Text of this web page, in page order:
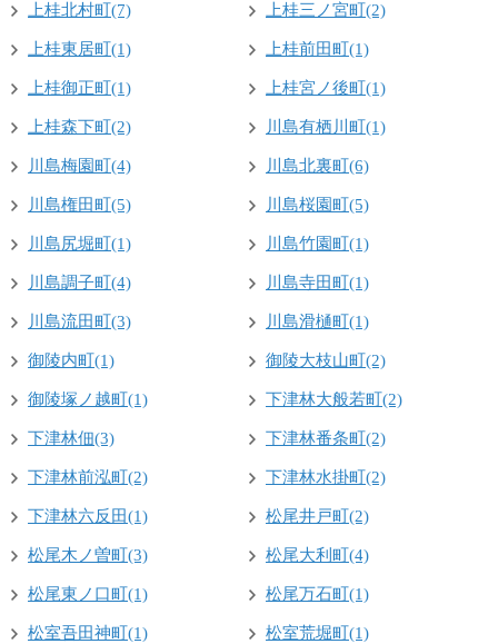
上桂北村町(7) 上桂三ノ宮町(2)
上桂東居町(1) 上桂前田町(1)
上桂御正町(1) 上桂宮ノ後町(1)
上桂森下町(2) 川島有栖川町(1)
川島梅園町(4) 川島北裏町(6)
川島権田町(5) 川島桜園町(5)
川島尻堀町(1) 川島竹園町(1)
川島調子町(4) 川島寺田町(1)
川島流田町(3) 川島滑樋町(1)
御陵内町(1) 御陵大枝山町(2)
御陵塚ノ越町(1) 下津林大般若町(2)
下津林佃(3) 下津林番条町(2)
下津林前泓町(2) 下津林水掛町(2)
下津林六反田(1) 松尾井戸町(2)
松尾木ノ曽町(3) 松尾大利町(4)
松尾東ノ口町(1) 松尾万石町(1)
松室吾田神町(1) 松室荒堀町(1)